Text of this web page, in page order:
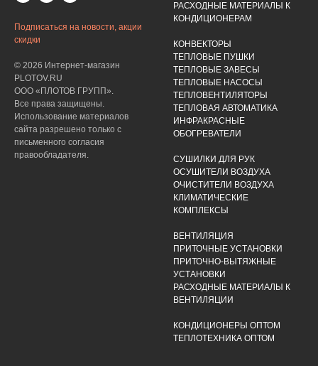
Подписаться на новости, акции
скидки
© 2026 Интернет-магазин
PLOTOV.RU
ООО «ПЛОТОВ ГРУПП».
Все права защищены.
Использование материалов
сайта разрешено только с
письменного согласия
правообладателя.
РАСХОДНЫЕ МАТЕРИАЛЫ К
КОНДИЦИОНЕРАМ
КОНВЕКТОРЫ
ТЕПЛОВЫЕ ПУШКИ
ТЕПЛОВЫЕ ЗАВЕСЫ
ТЕПЛОВЫЕ НАСОСЫ
ТЕПЛОВЕНТИЛЯТОРЫ
ТЕПЛОВАЯ АВТОМАТИКА
ИНФРАКРАСНЫЕ
ОБОГРЕВАТЕЛИ
СУШИЛКИ ДЛЯ РУК
ОСУШИТЕЛИ ВОЗДУХА
ОЧИСТИТЕЛИ ВОЗДУХА
КЛИМАТИЧЕСКИЕ
КОМПЛЕКСЫ
ВЕНТИЛЯЦИЯ
ПРИТОЧНЫЕ УСТАНОВКИ
ПРИТОЧНО-ВЫТЯЖНЫЕ
УСТАНОВКИ
РАСХОДНЫЕ МАТЕРИАЛЫ К
ВЕНТИЛЯЦИИ
КОНДИЦИОНЕРЫ ОПТОМ
ТЕПЛОТЕХНИКА ОПТОМ